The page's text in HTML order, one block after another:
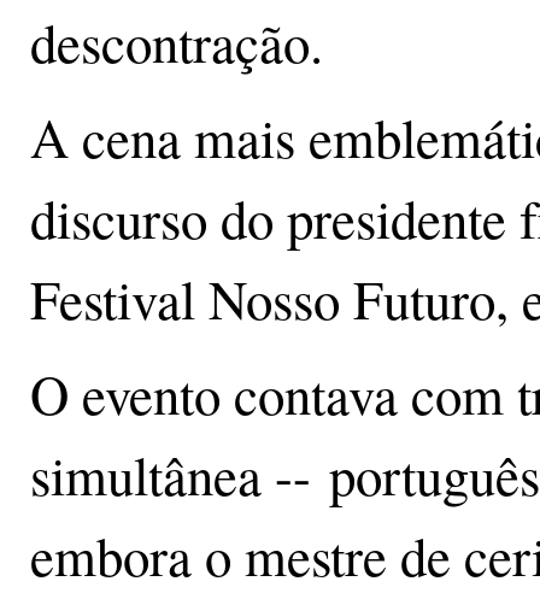
descontração.
A cena mais
discurso do presidente
Festival Nosso Futuro,
O evento contava com
simultânea --
embora o mestre de